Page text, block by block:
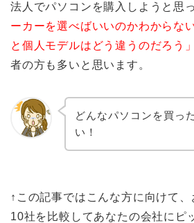
法人でパソコンを購入しようと思
ーカーを選べばいいのかわからな
と個人モデルはどう違うのだろう」
者の方も多いと思います。
どんなパソコンを買っ
い！
↑この記事ではこんな方に向けて
10社を比較してあなたの会社にピ